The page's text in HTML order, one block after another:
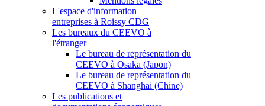
L'espace d'information
entreprises à Roissy CDG
Les bureaux du CEEVO à
l'étranger
Le bureau de représentation du
CEEVO à Osaka (Japon)
Le bureau de représentation du
CEEVO à Shanghai (Chine)
Les publications et